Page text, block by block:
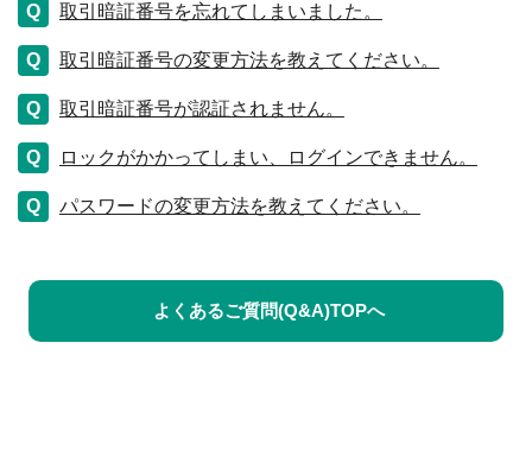
取引暗証番号を忘れてしまいました。
取引暗証番号の変更方法を教えてください。
取引暗証番号が認証されません。
ロックがかかってしまい、ログインできません。
パスワードの変更方法を教えてください。
よくあるご質問(Q&A)TOPへ